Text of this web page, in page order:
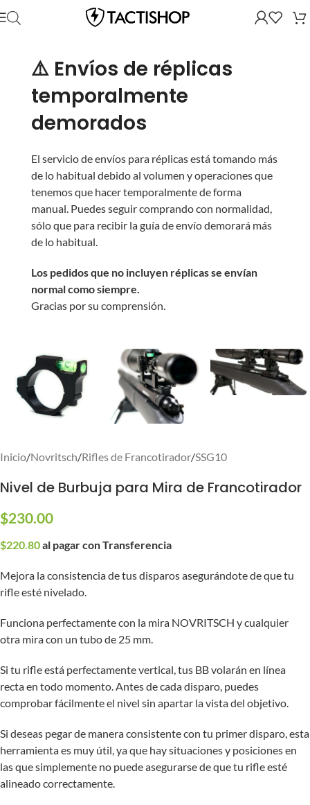
⚠️ Envíos de réplicas
temporalmente
demorados
El servicio de envíos para réplicas está tomando más
de lo habitual debido al volumen y operaciones que
tenemos que hacer temporalmente de forma
manual. Puedes seguir comprando con normalidad,
sólo que para recibir la guía de envío demorará más
de lo habitual.
Los pedidos que no incluyen réplicas se envían
normal como siempre.
Gracias por su comprensión.
Inicio/Novritsch/Rifles de Francotirador/SSG10
Nivel de Burbuja para Mira de Francotirador
$230.00
$220.80al pagar con Transferencia
Mejora la consistencia de tus disparos asegurándote de que tu
rifle esté nivelado.
Funciona perfectamente con la mira NOVRITSCH y cualquier
otra mira con un tubo de 25 mm.
Si tu rifle está perfectamente vertical, tus BB volarán en línea
recta en todo momento. Antes de cada disparo, puedes
comprobar fácilmente el nivel sin apartar la vista del objetivo.
Si deseas pegar de manera consistente con tu primer disparo, esta
herramienta es muy útil, ya que hay situaciones y posiciones en
las que simplemente no puede asegurarse de que tu rifle esté
alineado correctamente.